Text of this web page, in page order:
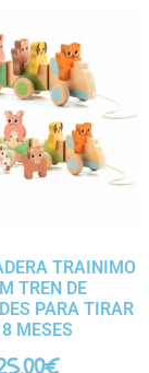
TRAINIMO
TREN DE
PARA TIRAR
MESES